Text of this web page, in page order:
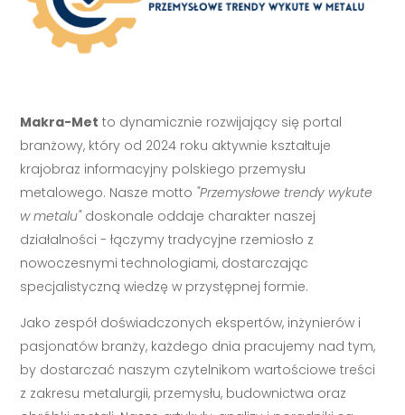
Makra-Met to dynamicznie rozwijający się portal
branżowy, który od 2024 roku aktywnie kształtuje
krajobraz informacyjny polskiego przemysłu
metalowego. Nasze motto "Przemysłowe trendy wykute
w metalu"doskonale oddaje charakter naszej
działalności - łączymy tradycyjne rzemiosło z
nowoczesnymi technologiami, dostarczając
specjalistyczną wiedzę w przystępnej formie.
Jako zespół doświadczonych ekspertów, inżynierów i
pasjonatów branży, każdego dnia pracujemy nad tym,
by dostarczać naszym czytelnikom wartościowe treści
z zakresu metalurgii, przemysłu, budownictwa oraz